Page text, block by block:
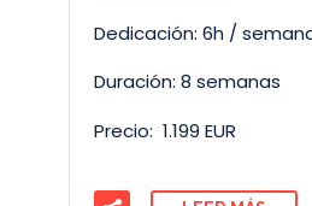
Dedicación: 6h /
Duración: 8 semanas
Precio: 1.199 EUR